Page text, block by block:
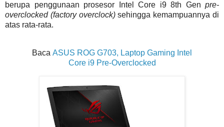
berupa penggunaan prosesor Intel Core i9 8th Gen pre-
overclocked (factory overclock)sehingga kemampuannya di
atas rata-rata.
Baca ASUS ROG G703, Laptop Gaming Intel
Core i9 Pre-Overclocked